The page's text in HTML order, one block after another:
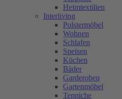
Heimtextilien
Interliving
Polstermöbel
Wohnen
Schlafen
Speisen
Küchen
Bäder
Garderoben
Gartenmöbel
Teppiche